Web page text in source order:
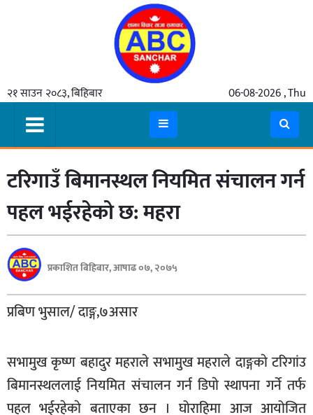
२१ साउन २०८३, बिहिबार 06-08-2026 , Thu
समाचार
मुख्य
समाचार
कुटनीती
अर्थ
रसरङ्ग
यौन/
स्वास्थ्य
भिडियो
भिडियो
पत्रपत्रिका
टरिगाउँ बिमानस्थल नियमित संचालन गर्न
पहल भईरहेको छ: महरा
प्रकाशित बिहिबार, आषाढ ०७, २०७५
प्रबिण भुसाल/ दाङ्ग,७असार
सभामुख कृष्ण बहादुर महराले सभामुख महराले दाङ्गकाे टरिगांउ
बिमानस्थललाई नियमित संचालन गर्न डिपाे स्थापना गर्ने तर्फ
पहल भईरहेकाे बताएका छन । घोराहिमा आज आयोजित